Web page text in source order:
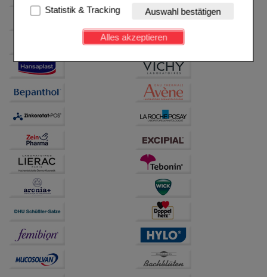
Website notwendig sind (z.B. Navigation, Warenkorb,
Kundenkonto), weshalb auf diese nicht verzichtet
werden kann.
Einkaufserlebnis noch ansprechender zu gestalten,
beispielsweise für die Wiedererkennung des
Besuchers oder unsere Seite an bevorzugte
Verhaltensweisen (z.B. Spracheinstellung)
auch auf Ihre Bedürfnisse zugeschrittene Inhalte
betreiben.
Statistik & Tracking:
Hierüber lassen sich
Informationen über die Art und Weise der Nutzung
unserer Website sammeln, mit deren Hilfe wir unsere
Website weiter für Sie optimieren können, den Inhalt
auf unserer Website aber auch die Werbung auf
Drittseiten möglichst relevant für Sie zu gestalten.
Bitte beachten Sie, dass Daten hierfür teilweise an
Dritte wie z.B. Google oder soziale Medien
übertragen werden.
Statistik & Tracking Auswahl bestätigen
Alles akzeptieren